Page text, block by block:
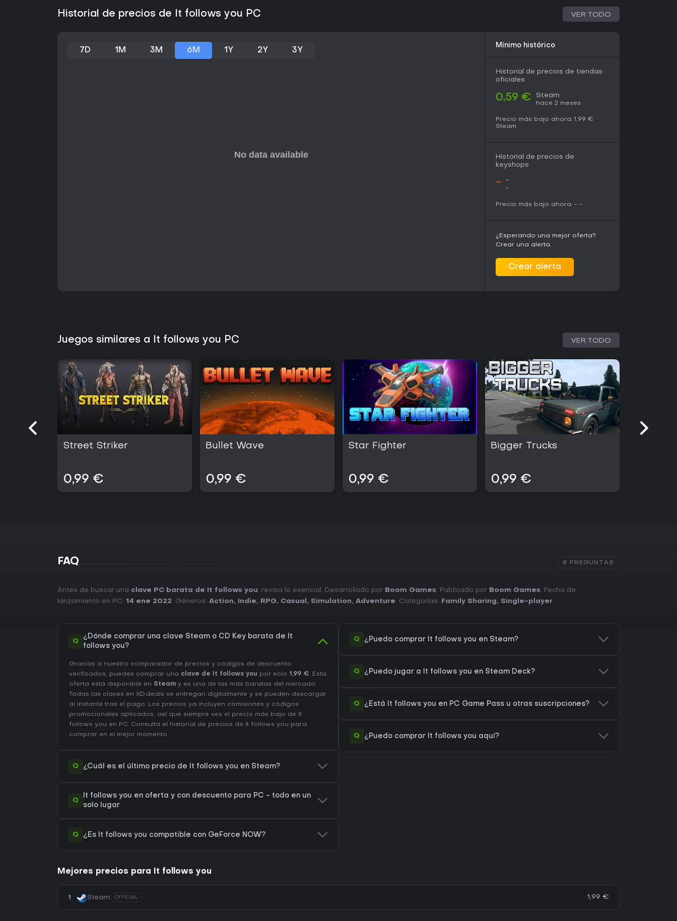
Historial de precios de It follows you PC VER TODO
7D 1M 3M 6M 1Y 2Y 3Y
Mínimo histórico
Historial de precios de tiendas
oficiales
0,59 € Steam
hace 2 meses
Precio más bajo ahora: 1,99 €
Steam
Historial de precios de
keyshops
- -
-
Precio más bajo ahora: - -
¿Esperando una mejor oferta?
Crear una alerta.
Crear alerta
Juegos similares a It follows you PC VER TODO
Street Striker
0,99 €
Bullet Wave
0,99 €
Star Fighter
0,99 €
Bigger Trucks
0,99 €
FAQ 8 PREGUNTAS
Antes de buscar una clave PC barata de It follows you, revisa lo esencial. Desarrollado por Boom Games. Publicado por Boom Games. Fecha de
lanzamiento en PC: 14 ene 2022. Géneros: Action, Indie, RPG, Casual , Simulation, Adventure. Categorías: Family Sharing, Single-player.
Q
¿Dónde comprar una clave Steam o CD Key barata de It
follows you?
Gracias a nuestro comparador de precios y códigos de descuento
verificados, puedes comprar una clave de It follows you por solo 1,99 €. Esta
oferta está disponible en Steam y es una de las más baratas del mercado.
Todas las claves en XD.deals se entregan digitalmente y se pueden descargar
al instante tras el pago. Los precios ya incluyen comisiones y códigos
promocionales aplicados, así que siempre ves el precio más bajo de It
follows you en PC. Consulta el historial de precios de It follows you para
comprar en el mejor momento.
Q ¿Cuál es el último precio de It follows you en Steam?
Q
It follows you en oferta y con descuento para PC - todo en un
solo lugar
Q ¿Es It follows you compatible con GeForce NOW?
Q ¿Puedo comprar It follows you en Steam?
Q ¿Puedo jugar a It follows you en Steam Deck?
Q ¿Está It follows you en PC Game Pass u otras suscripciones?
Q ¿Puedo comprar It follows you aquí?
Mejores precios para It follows you
1 Steam OFFICIAL 1,99 €